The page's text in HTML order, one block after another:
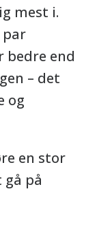
mest i.
par
end
– det
og
en stor
på